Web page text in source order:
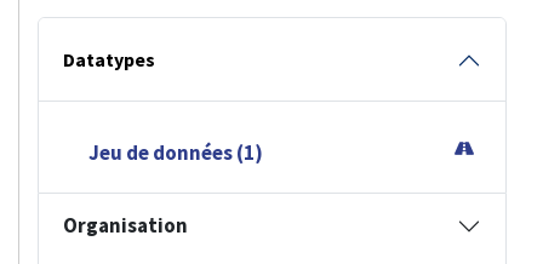
Datatypes
Jeu de données (1)
Organisation